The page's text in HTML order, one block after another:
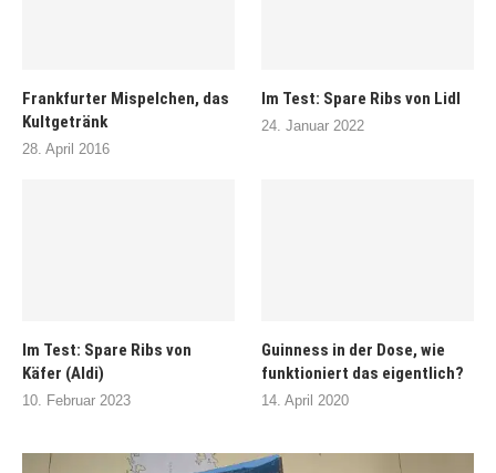
Frankfurter Mispelchen, das
Kultgetränk
28. April 2016
Im Test: Spare Ribs von Lidl
24. Januar 2022
Im Test: Spare Ribs von
Käfer (Aldi)
10. Februar 2023
Guinness in der Dose, wie
funktioniert das eigentlich?
14. April 2020